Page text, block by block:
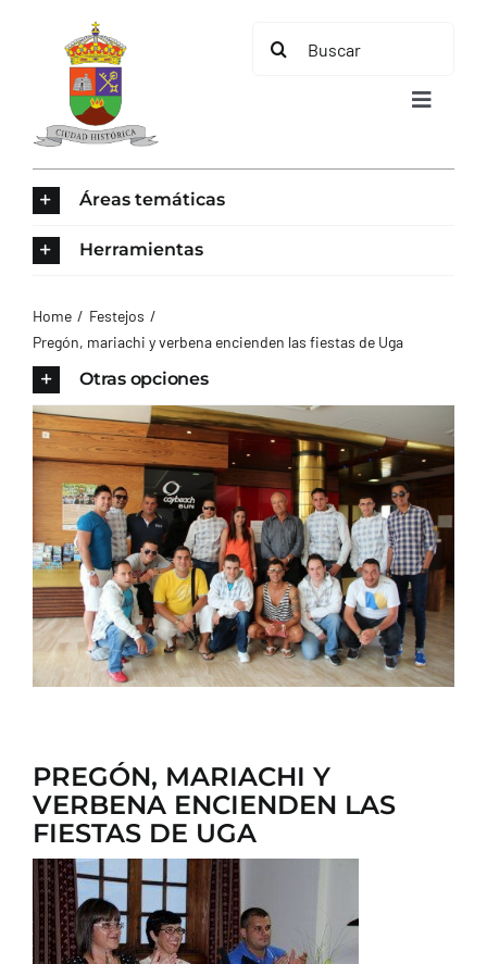
contenido
Buscar:
Toggle
AYUNTAMIENTO
TURISMO
CONTACTO
Áreas temáticas
Herramientas
Home
Festejos
Pregón, mariachi y verbena encienden las fiestas de Uga
Otras opciones
PREGÓN, MARIACHI Y
VERBENA ENCIENDEN LAS
FIESTAS DE UGA